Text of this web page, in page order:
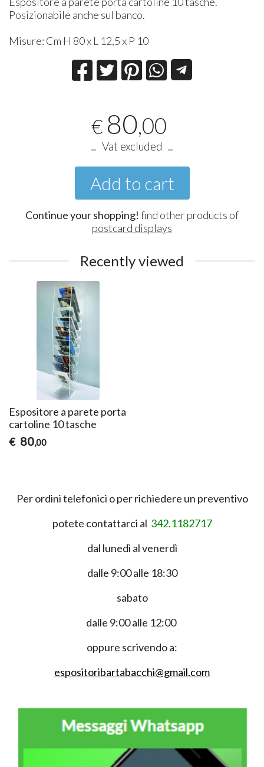
Posizionabile anche sul banco.
Misure: Cm H 80 x L 12,5 x P 10
€ 80,00
Vat excluded
Add to cart
Continue your shopping! find other products of
postcard displays
Recently viewed
Espositore a parete porta
cartoline 10 tasche
€ 80,00
Per ordini telefonici o per richiedere un preventivo
potete contattarci al 342.1182717
dal lunedì al venerdì
dalle 9:00 alle 18:30
sabato
dalle 9:00 alle 12:00
oppure scrivendo a:
espositoribartabacchi@gmail.com